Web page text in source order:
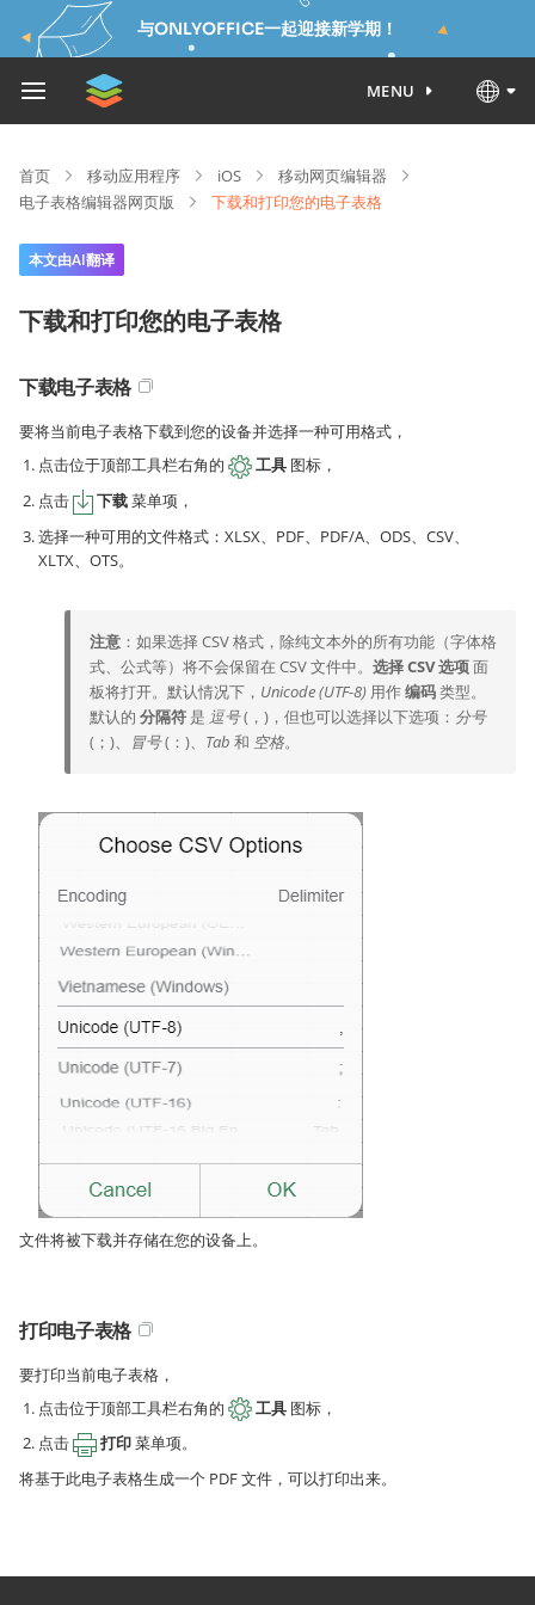
与ONLYOFFICE一起迎接新学期！
MENU
首页 移动应用程序 iOS
移动网页编辑器
电子表格编辑器网页版
下载和打印您的电子表格
本文由AI翻译
下载和打印您的电子表格
下载电子表格
要将当前电子表格下载到您的设备并选择一种可用格式，
点击位于顶部工具栏右角的
工具 图标，
点击
下载菜单项，
选择一种可用的文件格式：XLSX、PDF、PDF/A、ODS、CSV、
XLTX、OTS。
注意 ：如果选择 CSV 格式，除纯文本外的所有功能（字体格
式、公式等）将不会保留在 CSV 文件中。 选择 CSV 选项面
板将打开。默认情况下， Unicode (UTF-8) 用作编码类型。
默认的 分隔符 是 逗号(，)，但也可以选择以下选项： 分号
(；)、
冒号(：)、 Tab 和 空格。
文件将被下载并存储在您的设备上。
打印电子表格
要打印当前电子表格，
点击位于顶部工具栏右角的
工具 图标，
点击
打印菜单项。
将基于此电子表格生成一个 PDF 文件，可以打印出来。